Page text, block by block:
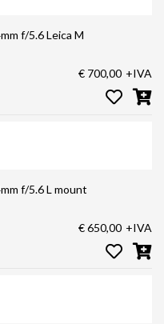
Laowa Venus Optics obiettivo 12-24mm f/5.6 Leica M
€ 700,00 +IVA
Laowa Venus Optics obiettivo 12-24mm f/5.6 L mount
€ 650,00 +IVA